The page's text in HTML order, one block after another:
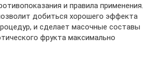
и правила применения.
добиться хорошего эффекта
и сделает масочные составы
фрукта максимально